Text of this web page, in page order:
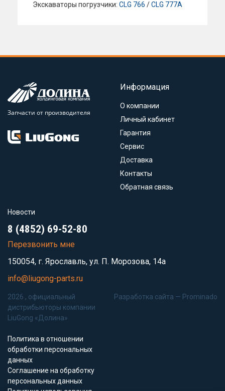
Экскаваторы погрузчики: CLG 766 /CLG 777A
Запчасти от производителя
Информация
О компании
Личный кабинет
Гарантия
Сервис
Доставка
Контакты
Обратная связь
Новости
8 (4852) 69-52-80
Перезвонить мне
150054, г. Ярославль, ул. П. Морозова, 14а
info@liugong-parts.ru
2026 , официальный
дистрибьюторы компании
LiuGong «Долина»
Политика в отношении
обработки персональных
данных
Соглашение на обработку
персональных данных
Разработка сайта — Prominado